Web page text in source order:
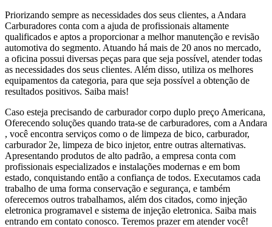
Priorizando sempre as necessidades dos seus clientes, a Andara
Carburadores conta com a ajuda de profissionais altamente
qualificados e aptos a proporcionar a melhor manutenção e revisão
automotiva do segmento. Atuando há mais de 20 anos no mercado,
a oficina possui diversas peças para que seja possível, atender todas
as necessidades dos seus clientes. Além disso, utiliza os melhores
equipamentos da categoria, para que seja possível a obtenção de
resultados positivos. Saiba mais!
Caso esteja precisando de carburador corpo duplo preço Americana,
Oferecendo soluções quando trata-se de carburadores, com a Andara
, você encontra serviços como o de limpeza de bico, carburador,
carburador 2e, limpeza de bico injetor, entre outras alternativas.
Apresentando produtos de alto padrão, a empresa conta com
profissionais especializados e instalações modernas e em bom
estado, conquistando então a confiança de todos. Executamos cada
trabalho de uma forma conservação e segurança, e também
oferecemos outros trabalhamos, além dos citados, como injeção
eletronica programavel e sistema de injeção eletronica. Saiba mais
entrando em contato conosco. Teremos prazer em atender você!